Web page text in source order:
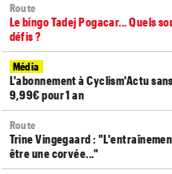
Route
Le bingo Tadej Pogacar... Quels
défis ?
Média
L'abonnement à Cyclism'Actu
9,99€ pour 1 an
Route
Trine Vingegaard :
être une corvée..."